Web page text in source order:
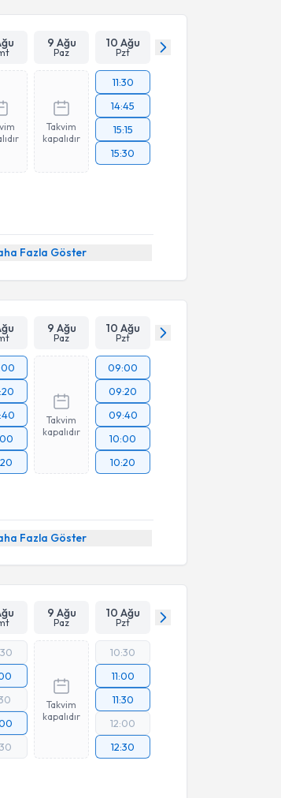
9 Ağu
Paz
10 Ağu
Pzt
Takvim
kapalıdır
11:30
14:45
15:15
15:30
Fazla Göster
9 Ağu
Paz
10 Ağu
Pzt
Takvim
kapalıdır
09:00
09:20
09:40
10:00
10:20
Fazla Göster
9 Ağu
Paz
10 Ağu
Pzt
Takvim
kapalıdır
10:30
11:00
11:30
12:00
12:30